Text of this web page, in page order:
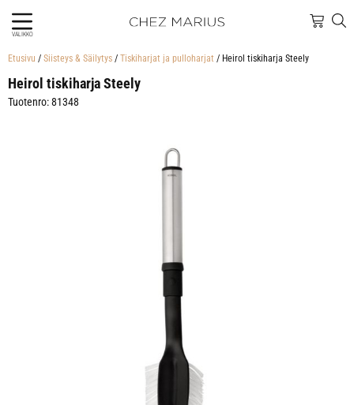
VALIKKO
Etusivu / Siisteys & Säilytys / Tiskiharjat ja pulloharjat / Heirol tiskiharja Steely
Heirol tiskiharja Steely
Tuotenro: 81348